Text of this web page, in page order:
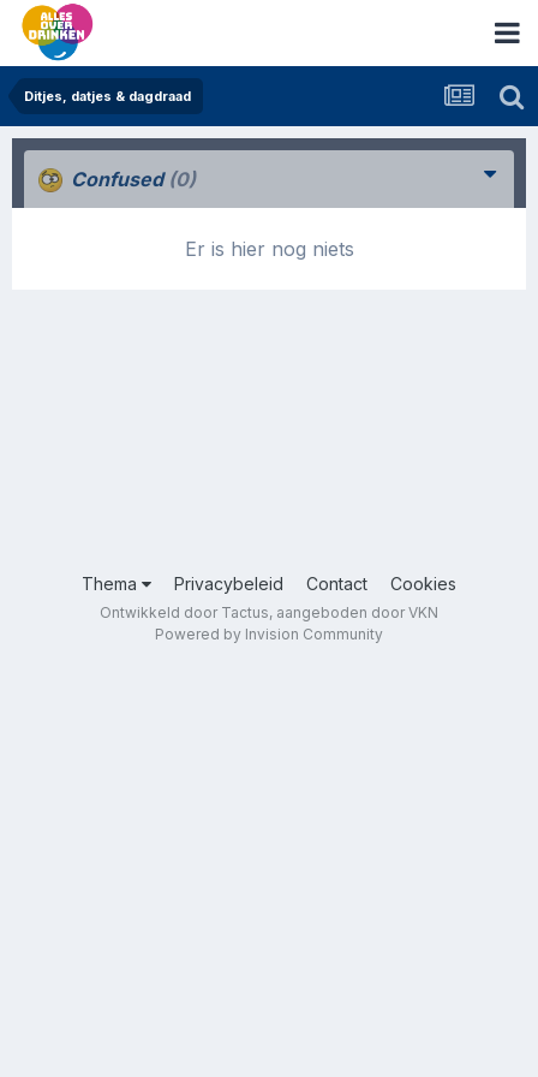
Ditjes, datjes & dagdraad
Confused (0)
Er is hier nog niets
Thema Privacybeleid Contact Cookies
Ontwikkeld door Tactus, aangeboden door VKN
Powered by Invision Community